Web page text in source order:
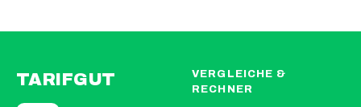
TARIFGUT
VERGLEICHE &
RECHNER